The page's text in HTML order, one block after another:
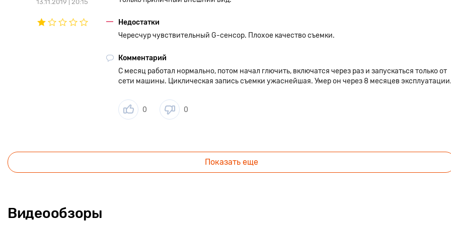
13.11.2019 | 20:15
Недостатки
Чересчур чувствительный G-сенсор. Плохое качество съемки.
Комментарий
С месяц работал нормально, потом начал глючить, включатся через раз и запускаться только от
сети машины. Циклическая запись съемки ужаснейшая. Умер он через 8 месяцев
0 0
Показать еще
Видеообзоры